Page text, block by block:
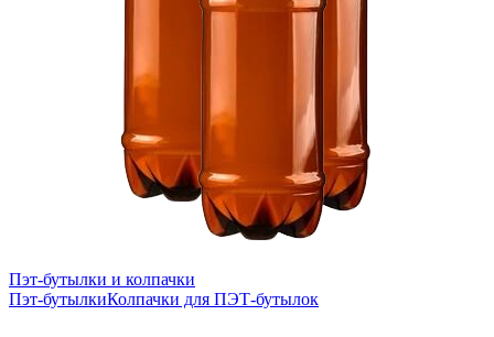
Пэт-бутылки и колпачки
Пэт-бутылкиКолпачки для ПЭТ-бутылок